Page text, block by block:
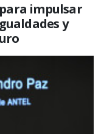
impulsar
y